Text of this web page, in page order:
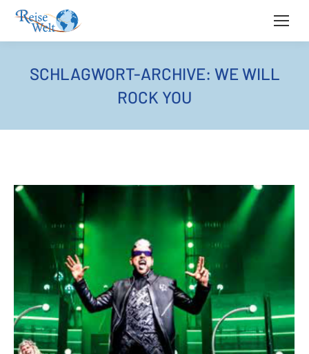
SCHLAGWORT-ARCHIVE: WE WILL
ROCK YOU